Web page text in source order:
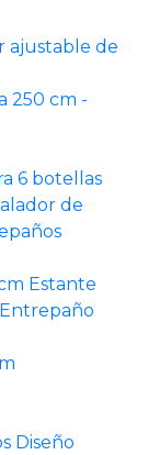
ajustable de
250 cm -
6 botellas
de
Estante
Diseño